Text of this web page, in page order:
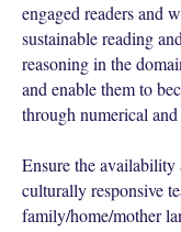
engaged readers and
sustainable reading
reasoning in the
and enable them to
through numerical
Ensure the
culturally responsive
family/home/mother